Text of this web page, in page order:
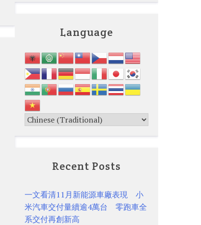
Language
Recent Posts
一文看清11月新能源車廠表現 小
米汽車交付量續逾4萬台 零跑車全
系交付再創新高